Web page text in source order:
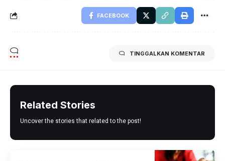
FACEBOOK
TINGGALKAN KOMENTAR
Related Stories
Uncover the stories that related to the post!